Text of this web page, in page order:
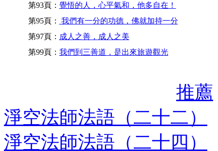
第93頁： 覺悟的人，心平氣和，他多自在！
第95頁：
我們有一分的功德，佛就加持一分
第97頁： 成人之善，成人之美
第99頁： 我們到三善道，是出來旅遊觀光
推薦
淨空法師法語（二十二）
淨空法師法語（二十四）